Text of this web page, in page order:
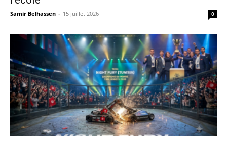
Samir Belhassen - 15 juillet 2026 0